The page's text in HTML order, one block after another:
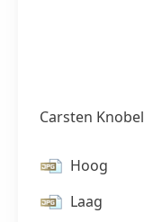
Carsten Knobel
Hoog
Laag